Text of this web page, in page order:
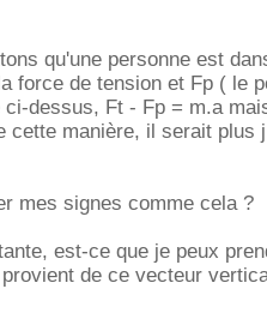
qu'une personne est
force de tension et Fp ( le
dessus, Ft - Fp = m.a
cette manière, il serait plus
mes signes comme cela ?
est-ce que je peux
de ce vecteur